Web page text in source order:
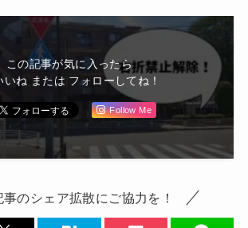
この記事が気に入ったら
いね または フォローしてね！
Follow Me
事のシェア拡散にご協力を！